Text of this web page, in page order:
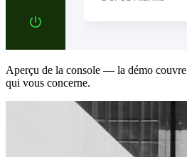
Aperçu de la console — la démo
qui vous concerne.